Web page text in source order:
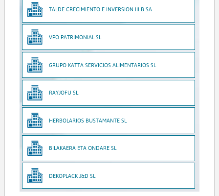
TALDE CRECIMIENTO E INVERSION III B SA
VPO PATRIMONIAL SL
GRUPO KATTA SERVICIOS ALIMENTARIOS SL
RAYJOFU SL
HERBOLARIOS BUSTAMANTE SL
BILAKAERA ETA ONDARE SL
DEKOPLACK J&D SL